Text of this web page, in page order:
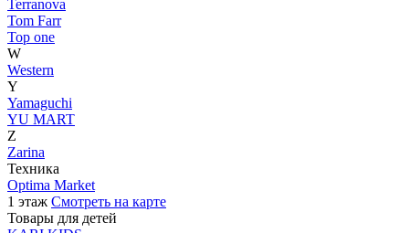
Terranova
Tom Farr
Top one
W
Western
Y
Yamaguchi
YU MART
Z
Zarina
Техника
Optima Market
1 этаж Смотреть на карте
Товары для детей